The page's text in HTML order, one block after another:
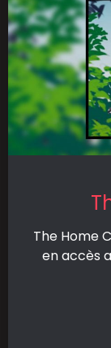
The Home
en accès